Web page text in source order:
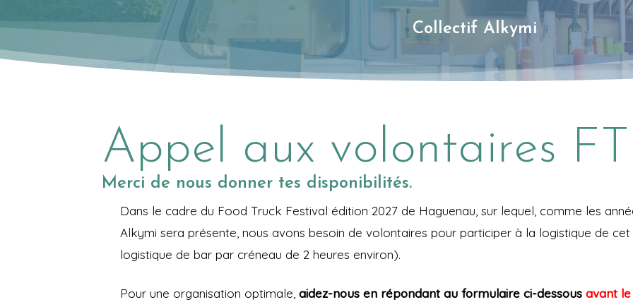
Collectif Alkymi
Appel aux volontaires
Merci de nous donner tes disponibilités.
Dans le cadre du Food Truck Festival édition 2027 de Haguenau, sur lequel, comme les
Alkymi sera présente, nous avons besoin de volontaires pour participer à la logistique de
logistique de bar par créneau de 2 heures environ).
Pour une organisation optimale, aidez-nous en répondant au formulaire ci-dessous avant le